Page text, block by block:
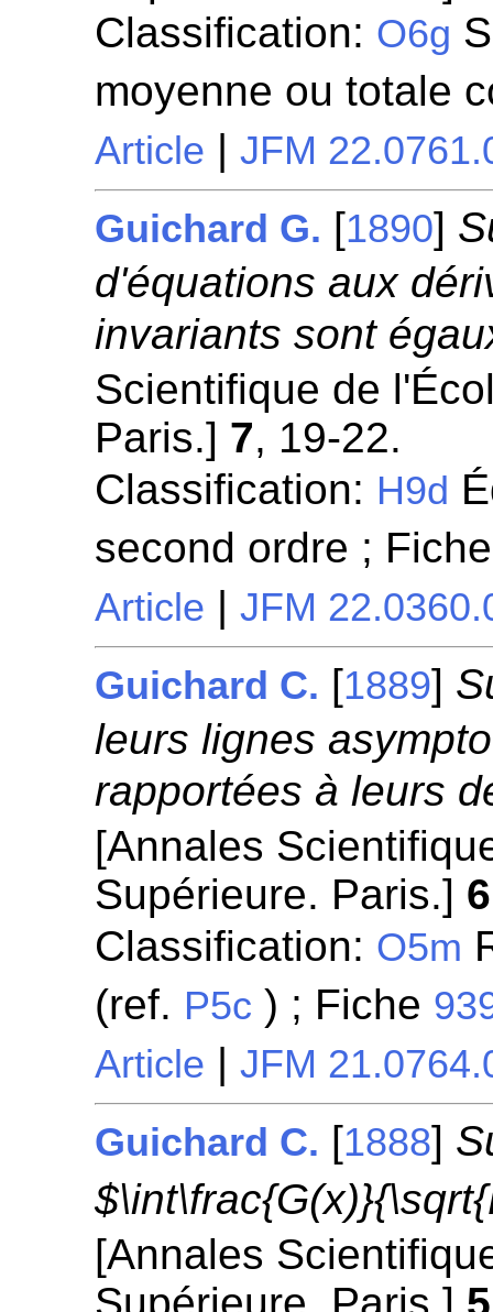
Classification: O6g
moyenne ou totale
Article |JFM
Guichard G. [1890]
d'équations aux
invariants sont
Scientifique de
Paris.] 7, 19-22.
Classification: H9d
second ordre ;
Article |JFM
Guichard C. [1889]
leurs lignes
rapportées à leurs
[Annales
Supérieure. Paris.] 6
Classification: O5m
(ref. P5c ) ; Fiche
Article |JFM
Guichard C. [1888]
[Annales
Supérieure. Paris.] 5